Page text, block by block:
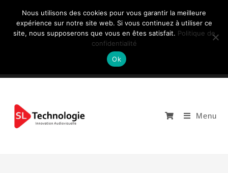
NOUS CONTACTEZ: +33 (0)4 77 81 49 35
Menu
Nous utilisons des cookies pour vous garantir la meilleure
expérience sur notre site web. Si vous continuez à utiliser ce
site, nous supposerons que vous en êtes satisfait. Politique de
confidentialité
Ok